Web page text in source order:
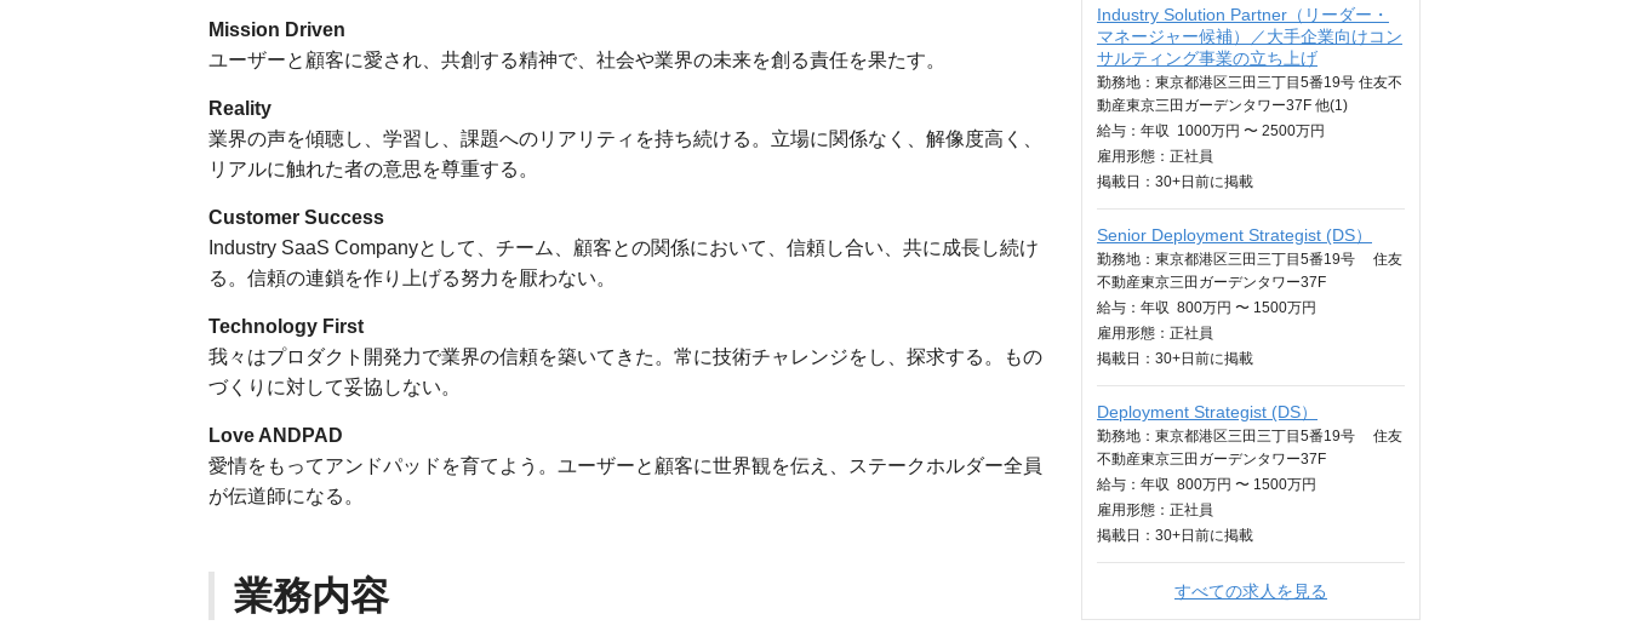
Mission Driven
ユーザーと顧客に愛され、共創する精神で、社会や業界の未来を創る責任を果たす。
Reality
業界の声を傾聴し、学習し、課題へのリアリティを持ち続ける。立場に関係なく、解像度高く、
リアルに触れた者の意思を尊重する。
Customer Success
Industry SaaS Companyとして、チーム、顧客との関係において、信頼し合い、共に成長し続け
る。信頼の連鎖を作り上げる努力を厭わない。
Technology First
我々はプロダクト開発力で業界の信頼を築いてきた。常に技術チャレンジをし、探求する。もの
づくりに対して妥協しない。
Love ANDPAD
愛情をもってアンドパッドを育てよう。ユーザーと顧客に世界観を伝え、ステークホルダー全員
が伝道師になる。
業務内容
Industry Solution Partner（リーダー・
マネージャー候補）／大手企業向けコン
サルティング事業の立ち上げ
勤務地：東京都港区三田三丁目5番19号 住友不
動産東京三田ガーデンタワー37F 他(1)
給与： 年収 1000万円 〜 2500万円
雇用形態：正社員
掲載日： 30+日 前に掲載
Senior Deployment Strategist (DS）
勤務地：東京都港区三田三丁目5番19号 住友
不動産東京三田ガーデンタワー37F
給与： 年収 800万円 〜 1500万円
雇用形態：正社員
掲載日： 30+日 前に掲載
Deployment Strategist (DS）
勤務地：東京都港区三田三丁目5番19号 住友
不動産東京三田ガーデンタワー37F
給与： 年収 800万円 〜 1500万円
雇用形態：正社員
掲載日： 30+日 前に掲載
すべての求人を見る